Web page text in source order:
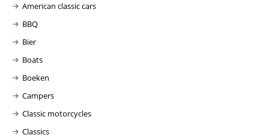
American classic cars
BBQ
Bier
Boats
Boeken
Campers
Classic motorcycles
Classics